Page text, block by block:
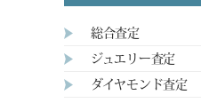
総合査定
ジュエリー査定
ダイヤモンド査定